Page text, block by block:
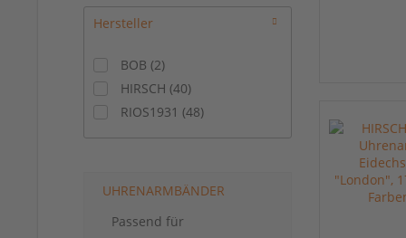
Hersteller
BOB (2)
HIRSCH (40)
RIOS1931 (48)
UHRENARMBÄNDER
Passend für